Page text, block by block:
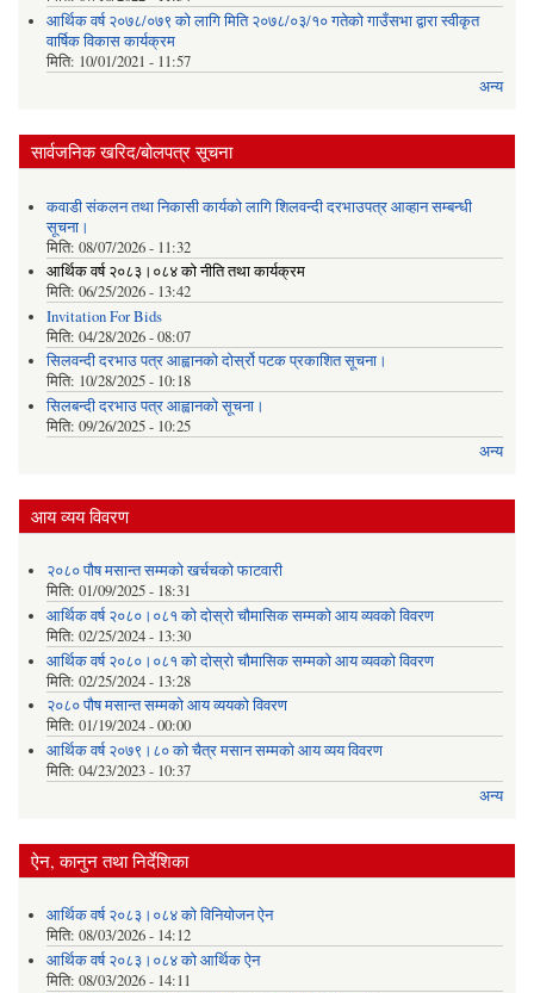
आर्थिक वर्ष २०७८/०७९ को लागि मिति २०७८/०३/१० गतेको गाउँसभा द्वारा स्वीकृत
वार्षिक विकास कार्यक्रम
मिति: 10/01/2021 - 11:57
अन्य
सार्वजनिक खरिद/बोलपत्र सूचना
कवाडी संकलन तथा निकासी कार्यको लागि शिलवन्दी दरभाउपत्र आव्हान सम्बन्धी
सूचना।
मिति: 08/07/2026 - 11:32
आर्थिक वर्ष २०८३।०८४ को नीति तथा कार्यक्रम
मिति: 06/25/2026 - 13:42
Invitation For Bids
मिति: 04/28/2026 - 08:07
सिलवन्दी दरभाउ पत्र आह्वानको दोर्स्रो पटक प्रकाशित सूचना।
मिति: 10/28/2025 - 10:18
सिलबन्दी दरभाउ पत्र आह्वानको सूचना।
मिति: 09/26/2025 - 10:25
अन्य
आय व्यय विवरण
२०८० पौष मसान्त सम्मको खर्चचको फाटवारी
मिति: 01/09/2025 - 18:31
आर्थिक वर्ष २०८०।०८१ को दोस्रो चौमासिक सम्मको आय व्यवको विवरण
मिति: 02/25/2024 - 13:30
आर्थिक वर्ष २०८०।०८१ को दोस्रो चौमासिक सम्मको आय व्यवको विवरण
मिति: 02/25/2024 - 13:28
२०८० पौष मसान्त सम्मको आय व्ययको विवरण
मिति: 01/19/2024 - 00:00
आर्थिक वर्ष २०७९।८० को चैत्र मसान सम्मको आय व्यय विवरण
मिति: 04/23/2023 - 10:37
अन्य
ऐन, कानुन तथा निर्देशिका
आर्थिक वर्ष २०८३।०८४ को विनियोजन ऐन
मिति: 08/03/2026 - 14:12
आर्थिक वर्ष २०८३।०८४ को आर्थिक ऐन
मिति: 08/03/2026 - 14:11